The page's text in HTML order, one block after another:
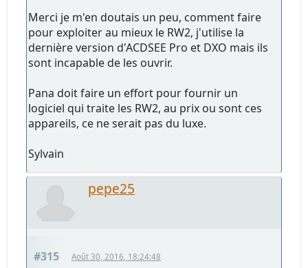
Merci je m'en doutais un peu, comment faire
pour exploiter au mieux le RW2, j'utilise la
dernière version d'ACDSEE Pro et DXO mais ils
sont incapable de les ouvrir.
Pana doit faire un effort pour fournir un
logiciel qui traite les RW2, au prix ou sont ces
appareils, ce ne serait pas du luxe.
Sylvain
pepe25
#315 Août 30, 2016, 18:24:48